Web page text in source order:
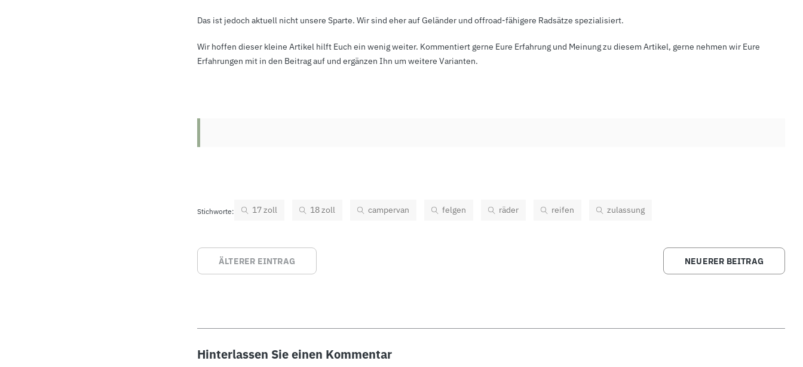
Das ist jedoch aktuell nicht unsere Sparte. Wir sind eher auf Geländer und offroad-fähigere Radsätze spezialisiert.
Wir hoffen dieser kleine Artikel hilft Euch ein wenig weiter. Kommentiert gerne Eure Erfahrung und Meinung zu diesem Artikel, gerne nehmen wir Eure
Erfahrungen mit in den Beitrag auf und ergänzen Ihn um weitere Varianten.
Stichworte: 17 zoll 18 zoll campervan felgen räder reifen zulassung
ÄLTERER EINTRAG NEUERER BEITRAG
Hinterlassen Sie einen Kommentar